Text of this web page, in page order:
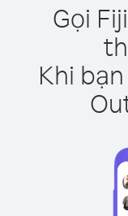
Gọi
Khi